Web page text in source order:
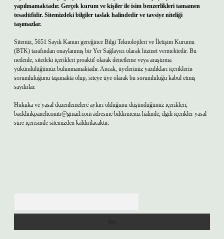
yapılmamaktadır. Gerçek kurum ve kişiler ile isim benzerlikleri tamamen
tesadüfidir. Sitemizdeki bilgiler taslak halindedir ve tavsiye niteliği
taşımazlar.
Sitemiz, 5651 Sayılı Kanun gereğince Bilgi Teknolojileri ve İletişim Kurumu
(BTK) tarafından onaylanmış bir Yer Sağlayıcı olarak hizmet vermektedir. Bu
nedenle, sitedeki içerikleri proaktif olarak denetleme veya araştırma
yükümlülüğümüz bulunmamaktadır. Ancak, üyelerimiz yazdıkları içeriklerin
sorumluluğunu taşımakta olup, siteye üye olarak bu sorumluluğu kabul etmiş
sayılırlar.
Hukuka ve yasal düzenlemelere aykırı olduğunu düşündüğünüz içerikleri,
backlinkpanelicomtr@gmail.com adresine bildirmeniz halinde, ilgili içerikler yasal
süre içerisinde sitemizden kaldırılacaktır.